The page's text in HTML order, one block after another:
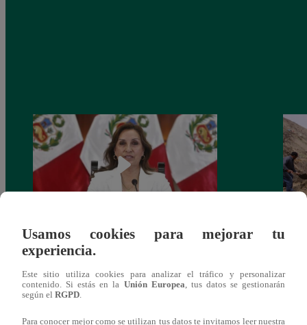
Congreso: proponen que el aumento del
salario presidencial se aplique desde 2026
Usamos cookies para mejorar tu
experiencia.
Este sitio utiliza cookies para analizar el tráfico y personalizar
contenido. Si estás en la Unión Europea , tus datos se gestionarán
según el RGPD
Para conocer mejor como se utilizan tus datos te invitamos leer nuestra